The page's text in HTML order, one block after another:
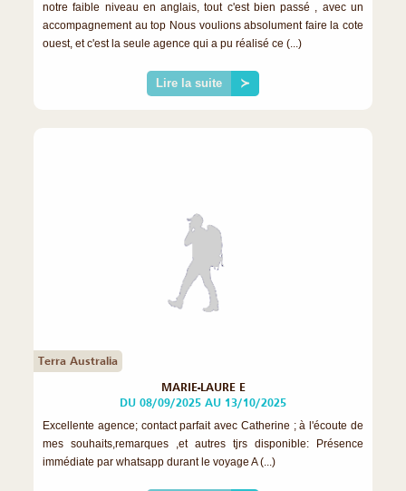
notre faible niveau en anglais, tout c'est bien passé , avec un
accompagnement au top Nous voulions absolument faire la cote
ouest, et c'est la seule agence qui a pu réalisé ce (...)
Lire la suite ≻
Terra Australia
MARIE-LAURE E
DU 08/09/2025 AU 13/10/2025
Excellente agence; contact parfait avec Catherine ; à l'écoute de
mes souhaits,remarques ,et autres tjrs disponible: Présence
immédiate par whatsapp durant le voyage A (...)